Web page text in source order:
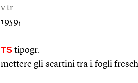
v.tr.
1959;
TS tipogr.
mettere gli scartini tra i fogli